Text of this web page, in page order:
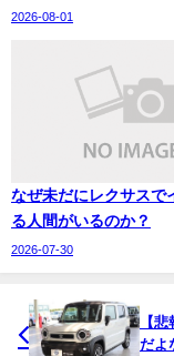
2026-08-01
なぜ未だにレクサスで
る人間がいるのか？
2026-07-30
【
だよ